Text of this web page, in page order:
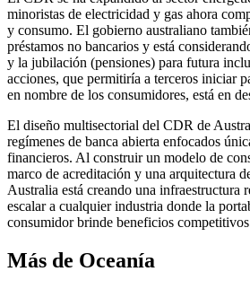
minoristas de electricidad y gas ahora
y consumo. El gobierno australiano
préstamos no bancarios y está
y la jubilación (pensiones) para futura
acciones, que permitiría a terceros iniciar
en nombre de los consumidores, está en
El diseño multisectorial del CDR de
regímenes de banca abierta enfocados
financieros. Al construir un modelo de
marco de acreditación y una arquitectura
Australia está creando una infraestructura
escalar a cualquier industria donde la
consumidor brinde beneficios
Más de Oceanía